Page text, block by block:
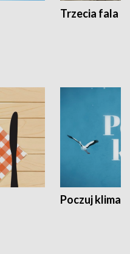
Trzecia fala -
Poczuj klimat